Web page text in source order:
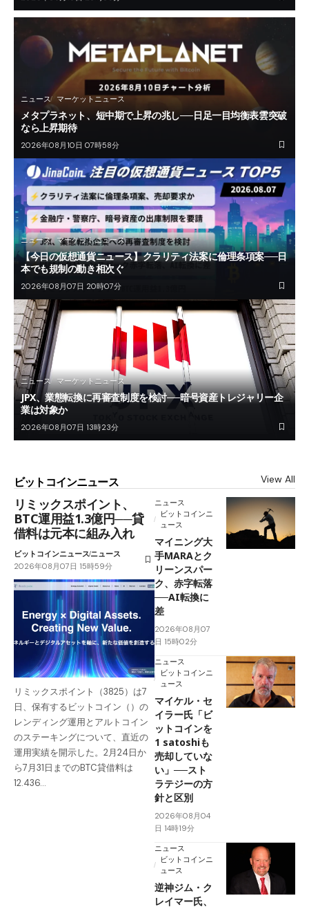
ニュース マーケットニュース
メタプラネット、短中期で上昇の兆し──日足一目均衡表雲突破
なら上昇期待
2026年08月10日 07時58分
ニュース マーケットニュース
【今日の仮想通貨ニュース】クラリティ法案に倫理条項案──日
本でも規制の動き相次ぐ
2026年08月07日 20時07分
ニュース マーケットニュース
JPX、業態転換に再審査制度を検討──暗号資産トレジャリー企
業は対象か
2026年08月07日 13時23分
ビットコインニュース View All
リミックスポイント、
BTC運用益1.3億円──貸
借料は元本に組み入れ
ビットコインニュースニュース
2026年08月07日 15時59分
リミックスポイント（3825）は7
日、保有するビットコイン（）の
レンディング運用とアルトコイン
のステーキングについて、直近の
運用実績を開示した。2月24日か
ら7月31日までのBTC貸借料は
12.436…
ニュース
ビットコインニ
ュース
マイニング大
手MARAとク
リーンスパー
ク、赤字転落
──AI転換に
差
2026年08月07
日 15時02分
ニュース
ビットコインニ
ュース
マイケル・セ
イラー氏「ビ
ットコインを
1 satoshiも
売却していな
い」──スト
ラテジーの方
針と区別
2026年08月04
日 14時19分
ニュース
ビットコインニ
ュース
逆神ジム・ク
レイマー氏、